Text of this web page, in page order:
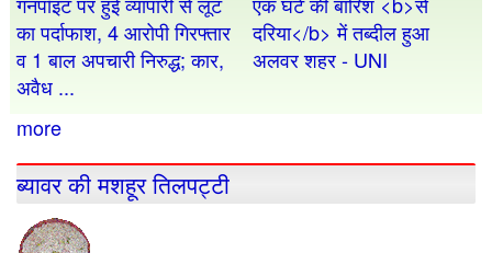
का पर्दाफाश, 4 आरोपी गिरफ्तार
व 1 बाल अपचारी निरुद्ध; कार,
अवैध ...
दरिया</b> में तब्दील हुआ
अलवर शहर - UNI
more
ब्यावर की मशहूर तिलपट्टी